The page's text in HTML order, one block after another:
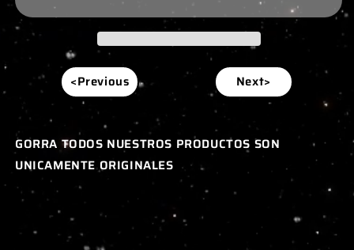
<Previous Next>
GORRA TODOS NUESTROS PRODUCTOS SON
UNICAMENTE ORIGINALES